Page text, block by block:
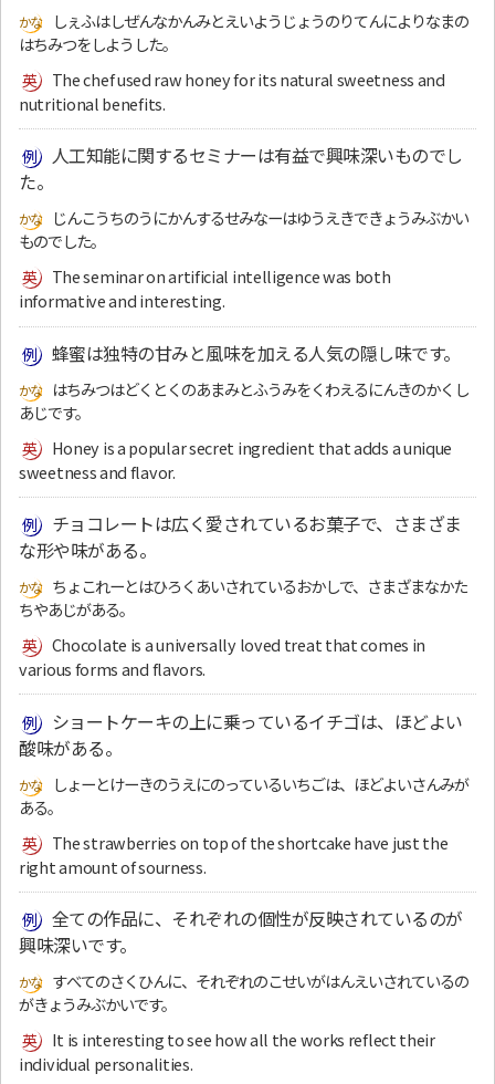
しぇふはしぜんなかんみとえいようじょうのりてんによりなまの
はちみつをしようした。
The chef used raw honey for its natural sweetness and
nutritional benefits.
人工知能に関するセミナーは有益で興味深いものでし
た。
じんこうちのうにかんするせみなーはゆうえきできょうみぶかい
ものでした。
The seminar on artificial intelligence was both
informative and interesting.
蜂蜜は独特の甘みと風味を加える人気の隠し味です。
はちみつはどくとくのあまみとふうみをくわえるにんきのかくし
あじです。
Honey is a popular secret ingredient that adds a unique
sweetness and flavor.
チョコレートは広く愛されているお菓子で、さまざま
な形や味がある。
ちょこれーとはひろくあいされているおかしで、さまざまなかた
ちやあじがある。
Chocolate is a universally loved treat that comes in
various forms and flavors.
ショートケーキの上に乗っているイチゴは、ほどよい
酸味がある。
しょーとけーきのうえにのっているいちごは、ほどよいさんみが
ある。
The strawberries on top of the shortcake have just the
right amount of sourness.
全ての作品に、それぞれの個性が反映されているのが
興味深いです。
すべてのさくひんに、それぞれのこせいがはんえいされているの
がきょうみぶかいです。
It is interesting to see how all the works reflect their
individual personalities.